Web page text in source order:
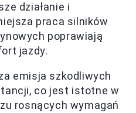
działanie i
praca silników
poprawiają
jazdy.
emisja szkodliwych
co jest istotne w
rosnących wymagań